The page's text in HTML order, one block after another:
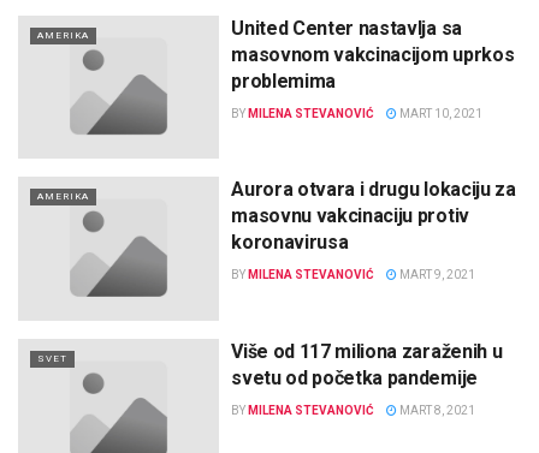
AMERIKA
United Center nastavlja sa
masovnom vakcinacijom uprkos
problemima
BY MILENA STEVANOVIĆ MART 10, 2021
AMERIKA
Aurora otvara i drugu lokaciju za
masovnu vakcinaciju protiv
koronavirusa
BY MILENA STEVANOVIĆ MART 9, 2021
SVET
Više od 117 miliona zaraženih u
svetu od početka pandemije
BY MILENA STEVANOVIĆ MART 8, 2021